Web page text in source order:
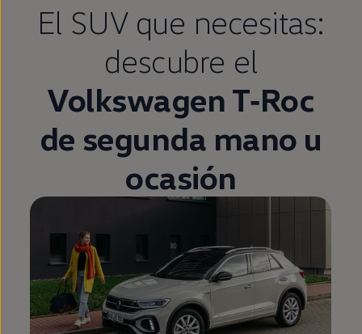
El SUV que necesitas:
descubre el
Volkswagen T‑Roc
de segunda mano u
ocasión